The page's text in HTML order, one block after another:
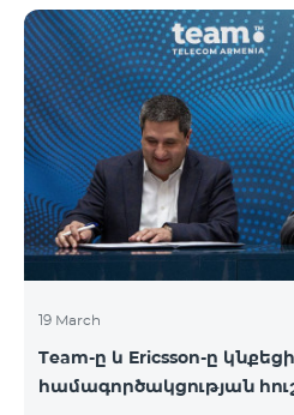
19 March
Team-ը և Ericsson-ը
համագործակցության